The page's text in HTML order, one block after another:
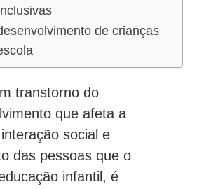
de crianças
transtorno do
que afeta a
social e
das pessoas que o
infantil, é